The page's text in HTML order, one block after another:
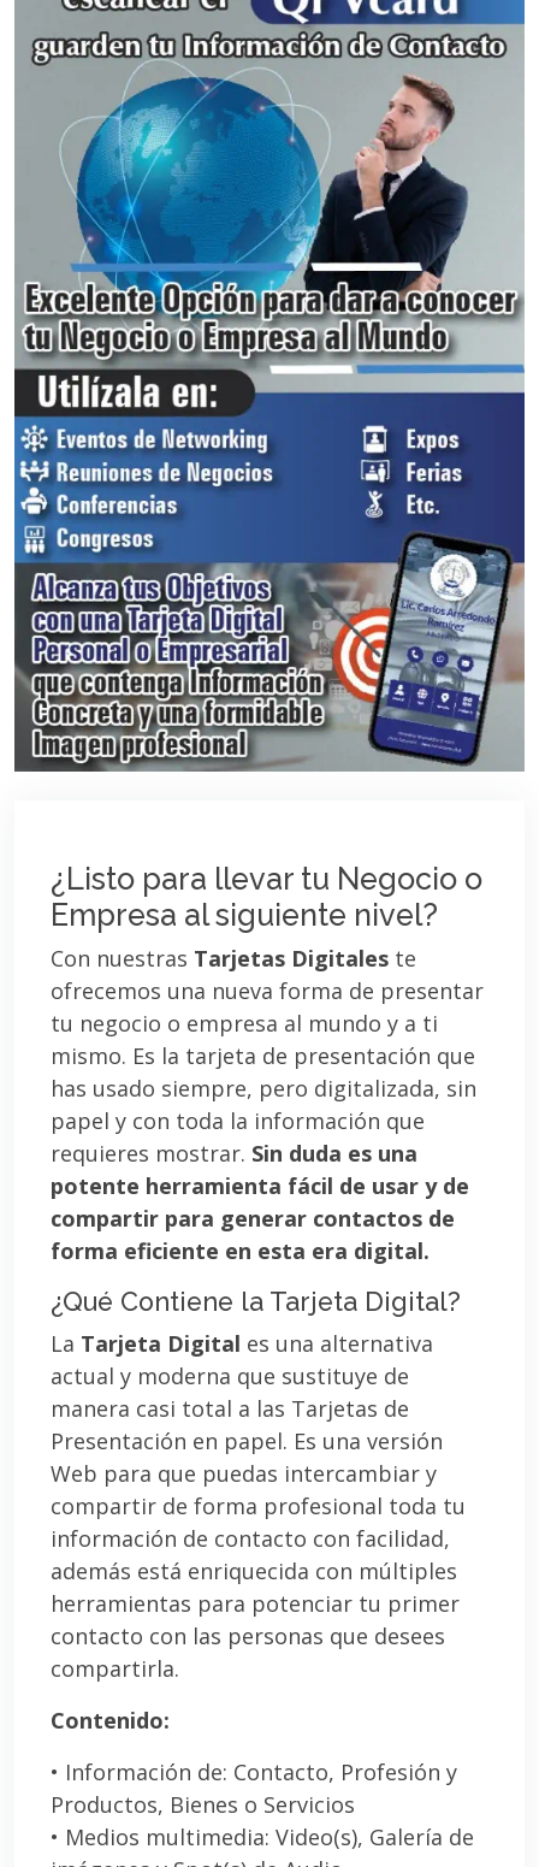
¿Listo para llevar tu Negocio o
Empresa al siguiente nivel?
Con nuestras Tarjetas Digitales te
ofrecemos una nueva forma de presentar
tu negocio o empresa al mundo y a ti
mismo. Es la tarjeta de presentación que
has usado siempre, pero digitalizada, sin
papel y con toda la información que
requieres mostrar. Sin duda es una
potente herramienta fácil de usar y de
compartir para generar contactos de
forma eficiente en esta era digital.
¿Qué Contiene la Tarjeta Digital?
La Tarjeta Digital es una alternativa
actual y moderna que sustituye de
manera casi total a las Tarjetas de
Presentación en papel. Es una versión
Web para que puedas intercambiar y
compartir de forma profesional toda tu
información de contacto con facilidad,
además está enriquecida con múltiples
herramientas para potenciar tu primer
contacto con las personas que desees
compartirla.
Contenido:
• Información de: Contacto, Profesión y
Productos, Bienes o Servicios
• Medios multimedia: Video(s), Galería de